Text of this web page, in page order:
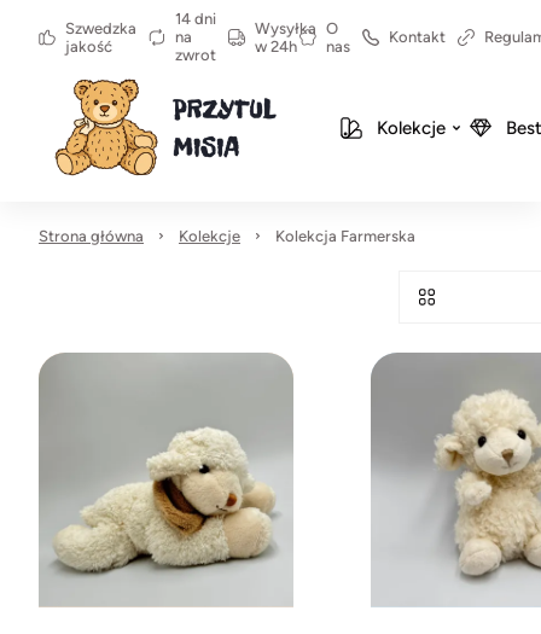
Szwedzka
jakość
14 dni
na
zwrot
Wysyłka
w 24h
O
nas
Kontakt
Kolekcje
Strona główna Kolekcje Kolekcja Farmerska